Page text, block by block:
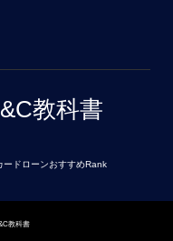
教科書
ードローンおすすめRank
教科書